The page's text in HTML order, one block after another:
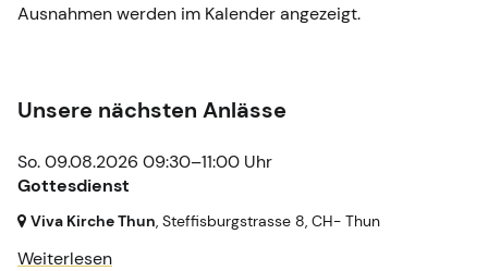
Ausnahmen werden im Kalender angezeigt.
Unsere nächsten Anlässe
So. 09.08.2026 09:30–11:00 Uhr
Gottesdienst
Viva Kirche Thun, Steffisburgstrasse 8, CH- Thun
Weiterlesen